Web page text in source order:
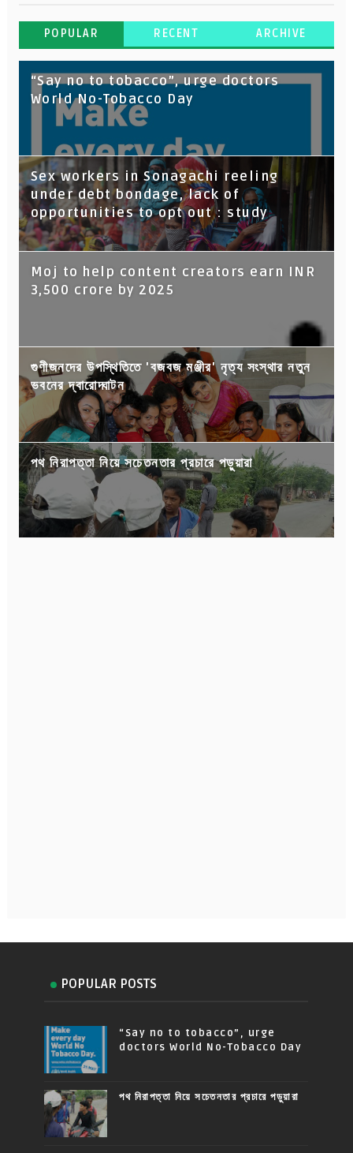
POPULAR RECENT ARCHIVE
“Say no to tobacco”, urge doctors
World No-Tobacco Day
Sex workers in Sonagachi reeling
under debt bondage, lack of
opportunities to opt out : study
Moj to help content creators earn INR
3,500 crore by 2025
গুণীজনদের উপস্থিতিতে 'বজবজ মঞ্জীর' নৃত্য সংস্থার নতুন
ভবনের দ্বারোদ্ঘাটন
পথ নিরাপত্তা নিয়ে সচেতনতার প্রচারে পড়ুয়ারা
POPULAR POSTS
“Say no to tobacco”, urge
doctors World No-Tobacco Day
পথ নিরাপত্তা নিয়ে সচেতনতার প্রচারে পড়ুয়ারা